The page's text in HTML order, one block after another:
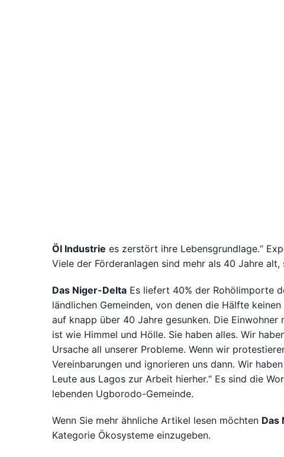
Öl Industrie es zerstört ihre Lebensgrundlage.“
Viele der Förderanlagen sind mehr als 40 Jahre
Das Niger-Delta Es liefert 40% der Rohölimporte
ländlichen Gemeinden, von denen die Hälfte
auf knapp über 40 Jahre gesunken. Die
ist wie Himmel und Hölle. Sie haben alles. Wir
Ursache all unserer Probleme. Wenn wir
Vereinbarungen und ignorieren uns dann. Wir
Leute aus Lagos zur Arbeit hierher.“ Es sind die
lebenden Ugborodo-Gemeinde.
Wenn Sie mehr ähnliche Artikel lesen möchten Das
Kategorie Ökosysteme einzugeben.